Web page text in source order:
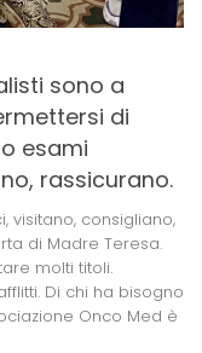
sono a
di
esami
rassicurano.
visitano, consigliano,
di Madre Teresa.
molti titoli.
Di chi ha bisogno
Onco Med è